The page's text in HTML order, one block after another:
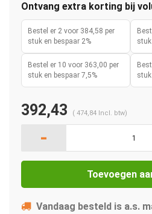
Ontvang extra korting bij
Bestel er 2 voor 384,58 per
stuk en bespaar 2%
stuk
Bestel er 10 voor 363,00 per
stuk en bespaar 7,5%
392,43 ( 474,84 Incl. btw)
-
Toevoegen
Vandaag besteld is a.s.